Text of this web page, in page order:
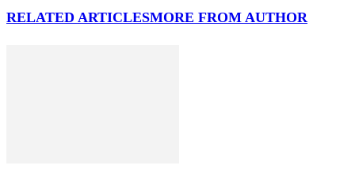
RELATED ARTICLESMORE FROM AUTHOR